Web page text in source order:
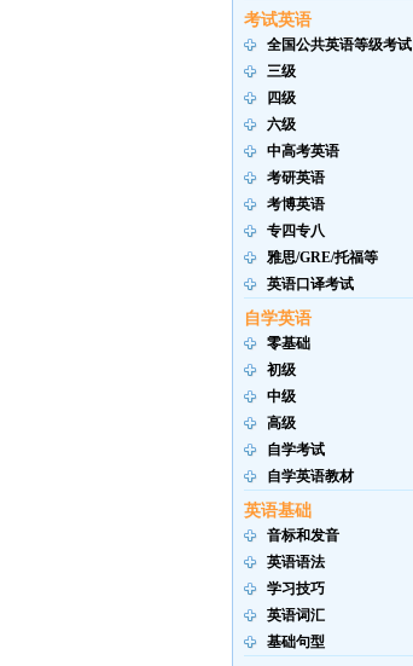
考试英语
全国公共英语等级考试
三级
四级
六级
中高考英语
考研英语
考博英语
专四专八
雅思/GRE/托福等
英语口译考试
自学英语
零基础
初级
中级
高级
自学考试
自学英语教材
英语基础
音标和发音
英语语法
学习技巧
英语词汇
基础句型